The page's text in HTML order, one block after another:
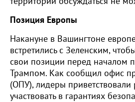
Позиция Европы
Накануне в Вашингтоне
встретились с Зеленским,
свои позиции перед началом
Трампом. Как сообщил офис
(ОПУ), лидеры
участвовать в гарантиях